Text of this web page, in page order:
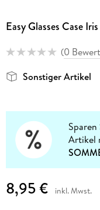
Easy Glasses Case Iris
(0
Sonstiger Artikel
Sparen
Artikel
8,95 € inkl. Mwst.